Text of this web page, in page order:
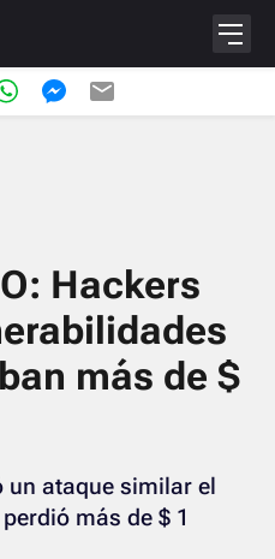
Hackers
más de $
un ataque similar el
más de $ 1